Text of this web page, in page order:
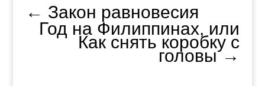
← Закон равновесия
Год на Филиппинах, или
Как снять коробку с
головы→